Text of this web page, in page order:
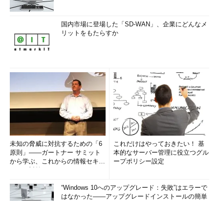
国内市場に登場した「SD-WAN」、企業にどんなメ
リットをもたらすか
未知の脅威に対抗するための「6
原則」――ガートナー サミット
から学ぶ、これからの情報セキュ
これだけはやっておきたい！ 基
本的なサーバー管理に役立つグル
ープポリシー設定
“Windows 10へのアップグレード：失敗”はエラーで
はなかった――アップグレードインストールの簡単